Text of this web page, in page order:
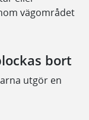
vägområdet
bort
utgör en